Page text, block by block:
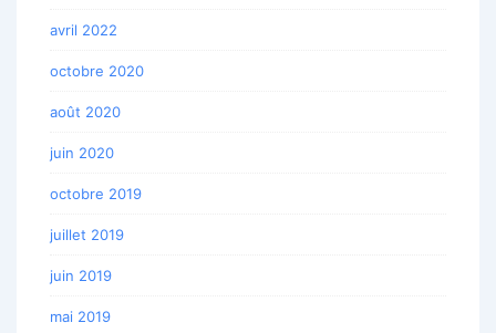
avril 2022
octobre 2020
août 2020
juin 2020
octobre 2019
juillet 2019
juin 2019
mai 2019